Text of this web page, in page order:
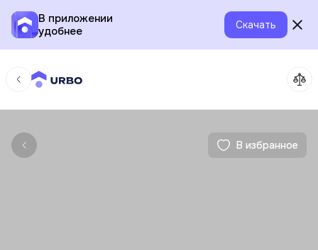
В приложении
удобнее
Скачать
В избранное